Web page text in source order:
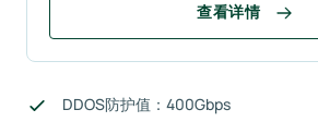
查看详情
DDOS防护值：400Gbps